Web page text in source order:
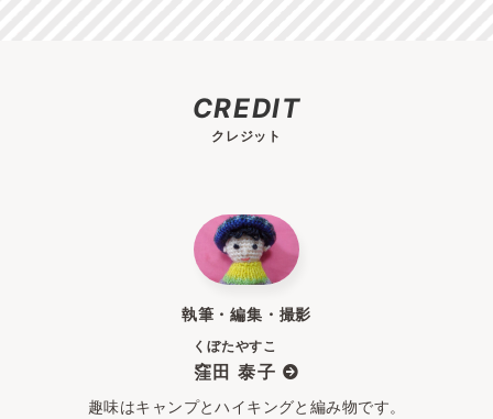
CREDIT
クレジット
執筆・編集・撮影
窪田 泰子
くぼたやすこ
趣味はキャンプとハイキングと編み物です。